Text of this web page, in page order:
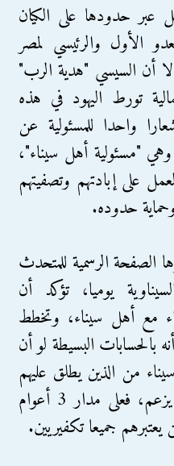
حدودها على الكيان
الأول والرئيسي لمصر
أن السيسي "هدية الرب"
تورط اليهود في هذه
واحدا للمسئولية عن
"مسئولية أهل سيناء"،
على إبادتهم وتصفيتهم
حدوده.
الصفحة الرسمية للمتحدث
يوميا، تؤكد أن
مع أهل سيناء، وتخطط
بالحسابات البسيطة لو أن
في سيناء من الذين يطلق عليهم
لقب "تكفيريين" كل يوم كما يزعم، فعلى مدار 3 أعوام